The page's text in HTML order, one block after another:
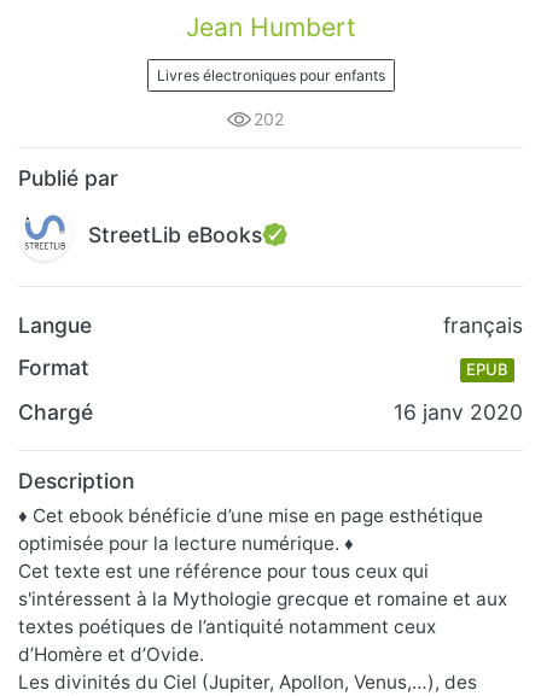
Jean Humbert
Livres électroniques pour enfants
202
Publié par
StreetLib eBooks
Langue
français
Format
EPUB
Chargé 16 janv 2020
Description
♦ Cet ebook bénéficie d’une mise en page esthétique
optimisée pour la lecture numérique. ♦
Cet texte est une référence pour tous ceux qui
s'intéressent à la Mythologie grecque et romaine et aux
textes poétiques de l’antiquité notamment ceux
d’Homère et d’Ovide.
Les divinités du Ciel (Jupiter, Apollon, Venus,…), des